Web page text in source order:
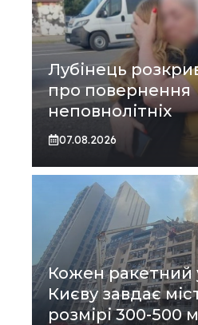
Лубінець
про повернення
неповнолітніх
07.08.2026
Кожен ракетний
Києву завдає
розмірі 300-500